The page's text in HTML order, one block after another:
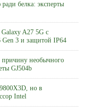
белка: эксперты
Galaxy A27 5G с
3 и защитой IP64
необычного
GJ504b
но в
Intel